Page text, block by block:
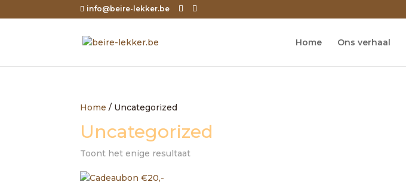
info@beire-lekker.be
Home Ons verhaal
Home / Uncategorized
Uncategorized
Toont het enige resultaat